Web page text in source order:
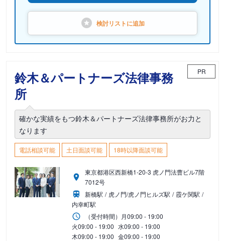
検討リストに追加
鈴木＆パートナーズ法律事務
所
PR
確かな実績をもつ鈴木＆パートナーズ法律事務所がお力と
なります
電話相談可能 土日面談可能 18時以降面談可能
東京都港区西新橋1-20-3 虎ノ門法曹ビル7階
7012号
新橋駅
虎ノ門/虎ノ門ヒルズ駅
霞ケ関駅
内幸町駅
（受付時間） 月09:00 - 19:00
火09:00 - 19:00 水09:00 - 19:00
木09:00 - 19:00 金09:00 - 19:00